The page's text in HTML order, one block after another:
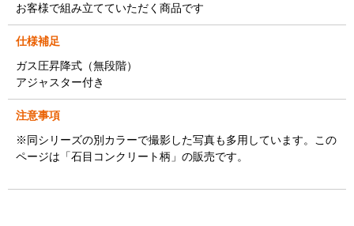
お客様で組み立てていただく商品です
仕様補足
ガス圧昇降式（無段階）
アジャスター付き
注意事項
※同シリーズの別カラーで撮影した写真も多用しています。この
ページは「石目コンクリート柄」の販売です。